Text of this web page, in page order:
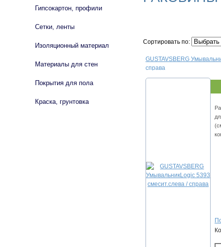
Сортировать по:
GUSTAVSBERG
справа
Гипсокартон, профили
Сетки, ленты
Изоляционный материал
Материалы для стен
Покрытия для пола
Краска, грунтовка